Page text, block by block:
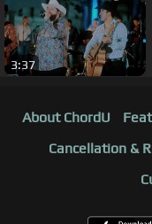
3:37
About ChordU
Cancellation &